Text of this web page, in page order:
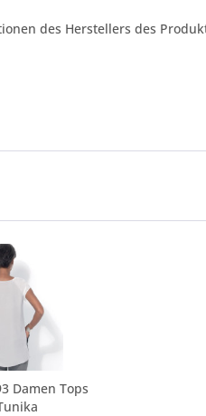
des Herstellers des
Damen Tops